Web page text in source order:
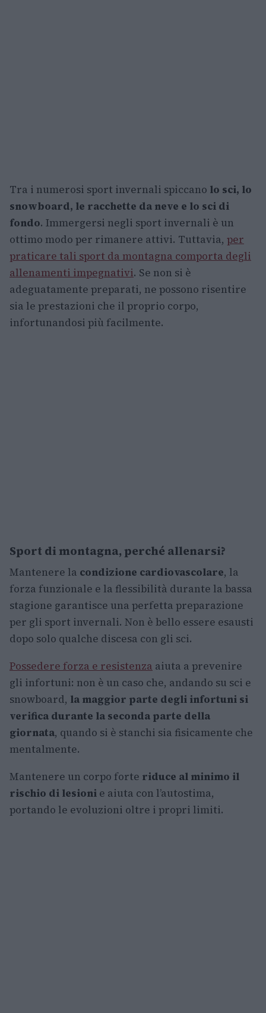
Tra i numerosi sport invernali spiccano lo sci, lo
snowboard, le racchette da neve e lo sci di
fondo. Immergersi negli sport invernali è un
ottimo modo per rimanere attivi. Tuttavia, per
praticare tali sport da montagna comporta degli
allenamenti impegnativi. Se non si è
adeguatamente preparati, ne possono risentire
sia le prestazioni che il proprio corpo,
infortunandosi più facilmente.
Sport di montagna, perché allenarsi?
Mantenere la condizione cardiovascolare, la
forza funzionale e la flessibilità durante la bassa
stagione garantisce una perfetta preparazione
per gli sport invernali. Non è bello essere esausti
dopo solo qualche discesa con gli sci.
Possedere forza e resistenza aiuta a prevenire
gli infortuni: non è un caso che, andando su sci e
snowboard, la maggior parte degli infortuni si
verifica durante la seconda parte della
giornata, quando si è stanchi sia fisicamente che
mentalmente.
Mantenere un corpo forte riduce al minimo il
rischio di lesioni e aiuta con l’autostima,
portando le evoluzioni oltre i propri limiti.